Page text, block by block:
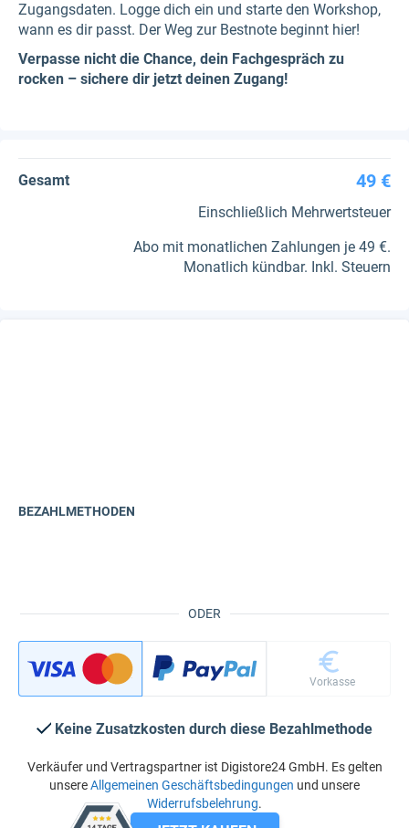
Zugangsdaten. Logge dich ein und starte den Workshop,
wann es dir passt. Der Weg zur Bestnote beginnt hier!
Verpasse nicht die Chance, dein Fachgespräch zu
rocken – sichere dir jetzt deinen Zugang!
Gesamt 49 €
Einschließlich Mehrwertsteuer
Abo mit monatlichen Zahlungen je 49 €.
Monatlich kündbar. Inkl. Steuern
ODER
BEZAHLMETHODEN
Vorkasse
Keine Zusatzkosten durch diese Bezahlmethode
Verkäufer und Vertragspartner ist Digistore24 GmbH. Es gelten
unsereAllgemeinen Geschäftsbedingungen und unsere
Widerrufsbelehrung.